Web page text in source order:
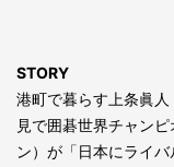
STORY
港町で暮らす上条眞
見で囲碁世界チャン
ン）が「日本にライバ